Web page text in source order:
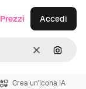
CancellaCerca
Prezzi Accedi
Crea un'icona IA